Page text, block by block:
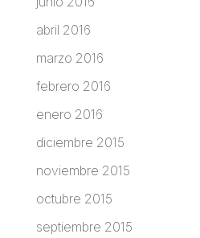
abril 2016
marzo 2016
febrero 2016
enero 2016
diciembre 2015
noviembre 2015
octubre 2015
septiembre 2015